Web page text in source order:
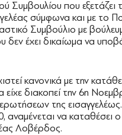
Συμβουλίου που εξετάζει
σύμφωνα και με το
Συμβούλιο με
έχει δικαίωμα να
κανονικά με την
είχε διακοπεί την 6η
της
αναμένεται να καταθέσει
Λοβέρδος.